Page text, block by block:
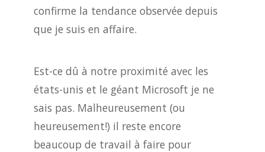
confirme la tendance observée depuis
que je suis en affaire.
Est-ce dû à notre proximité avec les
états-unis et le géant Microsoft je ne
sais pas. Malheureusement (ou
heureusement!) il reste encore
beaucoup de travail à faire pour